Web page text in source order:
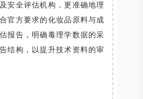
安全评估机构，更准确地理
官方要求的化妆品原料与成
报告，明确毒理学数据的采
结构，以提升技术资料的审